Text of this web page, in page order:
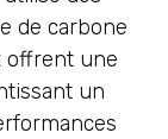
de carbone
offrent une
un